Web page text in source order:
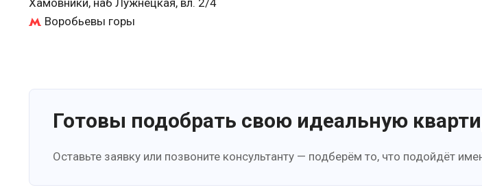
Хамовники, наб Лужнецкая, вл. 2/4
Воробьевы горы
Готовы подобрать свою идеальную
Оставьте заявку или позвоните консультанту — подберём то, что подойдёт